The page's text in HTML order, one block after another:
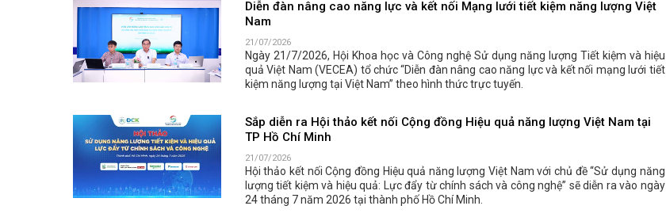
Diễn đàn nâng cao năng lực và kết nối Mạng lưới tiết kiệm năng lượng Việt
Nam
21/07/2026
Ngày 21/7/2026, Hội Khoa học và Công nghệ Sử dụng năng lượng Tiết kiệm và hiệu
quả Việt Nam (VECEA) tổ chức “Diễn đàn nâng cao năng lực và kết nối mạng lưới tiết
kiệm năng lượng tại Việt Nam” theo hình thức trực tuyến.
Sắp diễn ra Hội thảo kết nối Cộng đồng Hiệu quả năng lượng Việt Nam tại
TP Hồ Chí Minh
21/07/2026
Hội thảo kết nối Cộng đồng Hiệu quả năng lượng Việt Nam với chủ đề “Sử dụng năng
lượng tiết kiệm và hiệu quả: Lực đẩy từ chính sách và công nghệ” sẽ diễn ra vào ngày
24 tháng 7 năm 2026 tại thành phố Hồ Chí Minh.